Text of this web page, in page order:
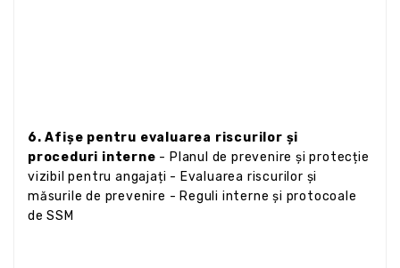
6. Afișe pentru evaluarea riscurilor și
proceduri interne - Planul de prevenire și protecție
vizibil pentru angajați - Evaluarea riscurilor și
măsurile de prevenire - Reguli interne și protocoale
de SSM